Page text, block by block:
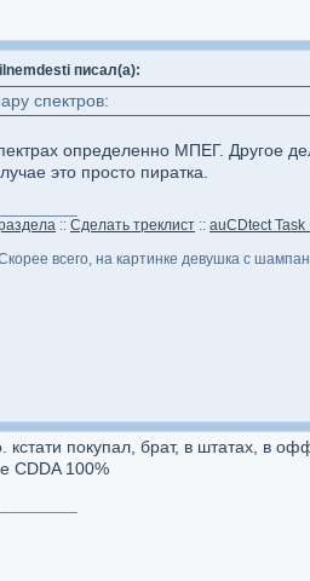
писал(а):
спектров:
определенно МПЕГ. Другое
это просто пиратка.
:: Сделать треклист :: auCDtect
всего, на картинке девушка с
кстати покупал, брат, в штатах, в
CDDA 100%